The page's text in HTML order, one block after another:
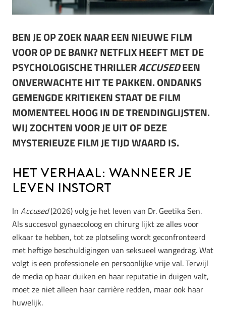
BEN JE OP ZOEK NAAR EEN NIEUWE FILM
VOOR OP DE BANK? NETFLIX HEEFT MET DE
PSYCHOLOGISCHE THRILLERACCUSEDEEN
ONVERWACHTE HIT TE PAKKEN. ONDANKS
GEMENGDE KRITIEKEN STAAT DE FILM
MOMENTEEL HOOG IN DE TRENDINGLIJSTEN.
WIJ ZOCHTEN VOOR JE UIT OF DEZE
MYSTERIEUZE FILM JE TIJD WAARD IS.
Het verhaal: Wanneer je
leven instort
In Accused(2026) volg je het leven van Dr. Geetika Sen.
Als succesvol gynaecoloog en chirurg lijkt ze alles voor
elkaar te hebben, tot ze plotseling wordt geconfronteerd
met heftige beschuldigingen van seksueel wangedrag. Wat
volgt is een professionele en persoonlijke vrije val. Terwijl
de media op haar duiken en haar reputatie in duigen valt,
moet ze niet alleen haar carrière redden, maar ook haar
huwelijk.